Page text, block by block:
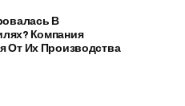
В
Компания
От Их Производства